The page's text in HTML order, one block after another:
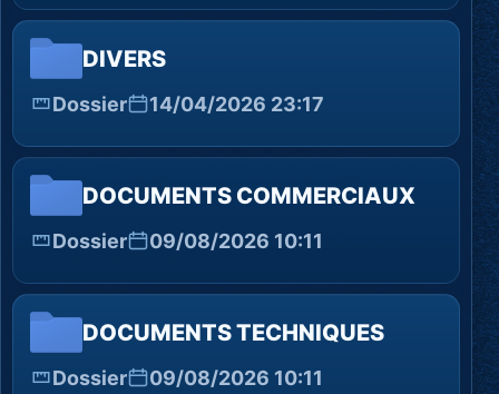
DIVERS
Dossier 14/04/2026 23:17
DOCUMENTS COMMERCIAUX
Dossier 09/08/2026 10:11
DOCUMENTS TECHNIQUES
Dossier 09/08/2026 10:11